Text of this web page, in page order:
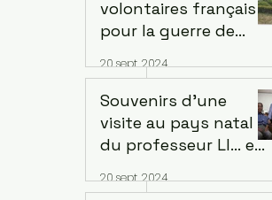
MignotHistorien de
Fondation des Arts et
Liancourt
volontaires français
pour la guerre de
François Pelletier
20 sept. 2024
Souvenirs d’une
visite au pays natal
du professeur LI... en
nobles réalisationsà
20 sept. 2024